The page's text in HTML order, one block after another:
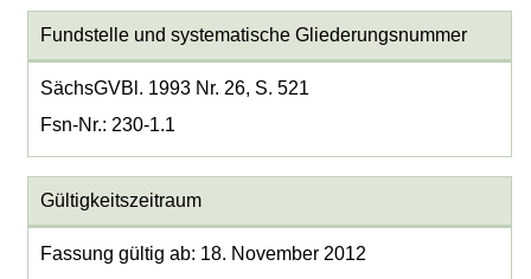
Fundstelle und systematische Gliederungsnummer
SächsGVBl. 1993 Nr. 26, S. 521
Fsn-Nr.: 230-1.1
Gültigkeitszeitraum
Fassung gültig ab: 18. November 2012